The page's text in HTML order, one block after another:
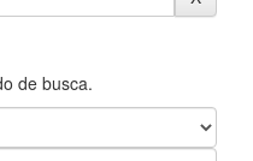
de busca.